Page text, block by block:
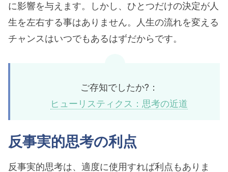
に影響を与えます。しかし、ひとつだけの決定が人
生を左右する事はありません。人生の流れを変える
チャンスはいつでもあるはずだからです。
ご存知でしたか?：
ヒューリスティクス：思考の近道
反事実的思考の利点
反事実的思考は、適度に使用すれば利点もありま